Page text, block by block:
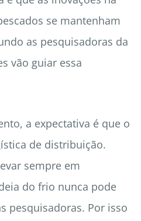
se mantenham
as pesquisadoras da
vão guiar essa
a expectativa é que o
de distribuição.
sempre em
do frio nunca pode
pesquisadoras. Por isso